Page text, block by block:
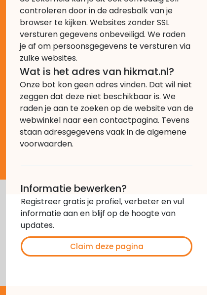
controleren door in de adresbalk van je
browser te kijken. Websites zonder SSL
versturen gegevens onbeveiligd. We raden
je af om persoonsgegevens te versturen via
zulke websites.
Wat is het adres van hikmat.nl?
Onze bot kon geen adres vinden. Dat wil niet
zeggen dat deze niet beschikbaar is. We
raden je aan te zoeken op de website van de
webwinkel naar een contactpagina. Tevens
staan adresgegevens vaak in de algemene
voorwaarden.
Informatie bewerken?
Registreer gratis je profiel, verbeter en vul
informatie aan en blijf op de hoogte van
updates.
Claim deze pagina